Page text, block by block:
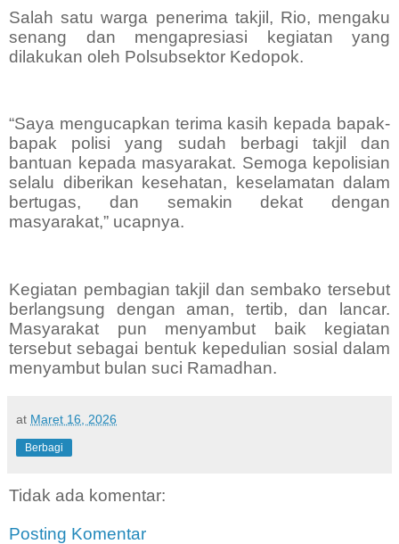
Salah satu warga penerima takjil, Rio, mengaku
senang dan mengapresiasi kegiatan yang
dilakukan oleh Polsubsektor Kedopok.
“Saya mengucapkan terima kasih kepada bapak-
bapak polisi yang sudah berbagi takjil dan
bantuan kepada masyarakat. Semoga kepolisian
selalu diberikan kesehatan, keselamatan dalam
bertugas, dan semakin dekat dengan
masyarakat,” ucapnya.
Kegiatan pembagian takjil dan sembako tersebut
berlangsung dengan aman, tertib, dan lancar.
Masyarakat pun menyambut baik kegiatan
tersebut sebagai bentuk kepedulian sosial dalam
menyambut bulan suci Ramadhan.
at Maret 16, 2026
Berbagi
Tidak ada komentar:
Posting Komentar